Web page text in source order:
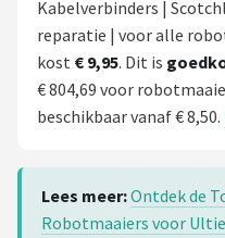
Kabelverbinders |
reparatie | voor alle
kost € 9,95. Dit is
€ 804,69 voor
beschikbaar vanaf € 8,50.
Lees meer:Ontdek de
Robotmaaiers voor